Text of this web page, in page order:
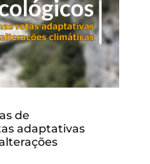
de
adaptativas